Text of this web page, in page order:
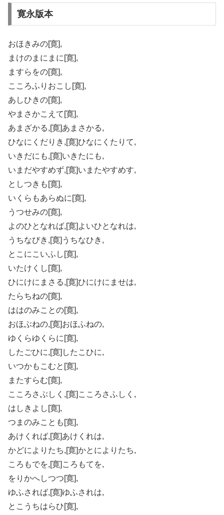
寛永版本
おほきみの[寛],
まけのまにまに[寛],
ますらをの[寛],
こころふりおこし[寛],
あしひきの[寛],
やまさかこえて[寛],
あまざかる,[寛]あまさかる,
ひなにくだりき,[寛]ひなにくたりて,
いきだにも,[寛]いきたにも,
いまだやすめず,[寛]いまたやすめす,
としつきも[寛],
いくらもあらぬに[寛],
うつせみの[寛],
よのひとなれば,[寛]よいひとなれは,
うちなびき,[寛]うちなひき,
とこにこいふし[寛],
いたけくし[寛],
ひにけにまさる,[寛]ひにけにませは,
たらちねの[寛],
ははのみことの[寛],
おほぶねの,[寛]おほふねの,
ゆくらゆくらに[寛],
したごひに,[寛]したこひに,
いつかもこむと[寛],
またすらむ[寛],
こころさぶしく,[寛]こころさふしく,
はしきよし[寛],
つまのみことも[寛],
あけくれば,[寛]あけくれは,
かどによりたち,[寛]かとによりたち,
ころもでを,[寛]ころもてを,
をりかへしつつ[寛],
ゆふされば,[寛]ゆふされは,
とこうちはらひ[寛],